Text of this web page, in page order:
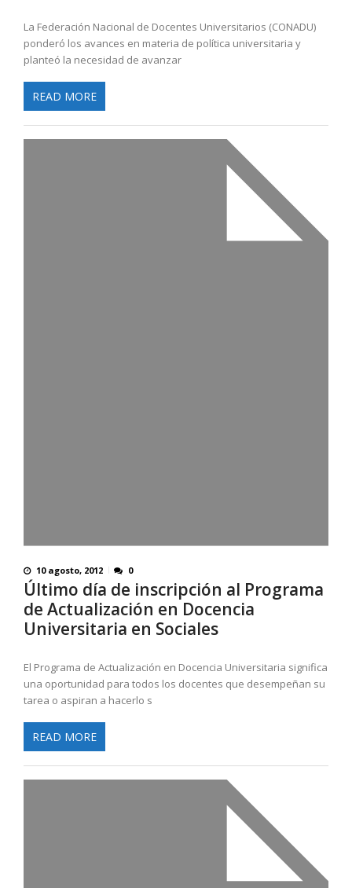
La Federación Nacional de Docentes Universitarios (CONADU)
ponderó los avances en materia de política universitaria y
planteó la necesidad de avanzar
READ MORE
10 agosto, 2012 0
Último día de inscripción al Programa
de Actualización en Docencia
Universitaria en Sociales
El Programa de Actualización en Docencia Universitaria significa
una oportunidad para todos los docentes que desempeñan su
tarea o aspiran a hacerlo s
READ MORE